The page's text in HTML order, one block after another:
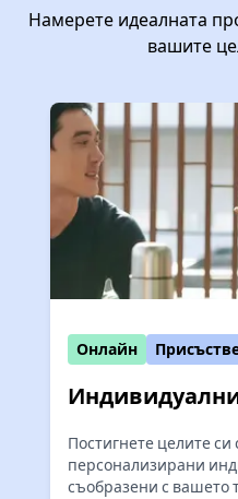
Намерете идеалната
вашите
Онлайн
Постигнете целите
персонализирани
съобразени с вашето